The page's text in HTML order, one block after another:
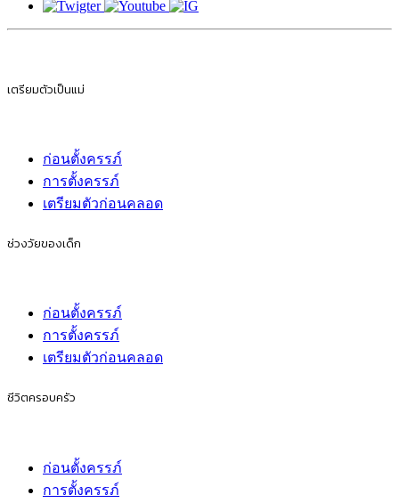
เตรียมตัวเป็นแม่
ก่อนตั้งครรภ์
การตั้งครรภ์
เตรียมตัวก่อนคลอด
ช่วงวัยของเด็ก
ก่อนตั้งครรภ์
การตั้งครรภ์
เตรียมตัวก่อนคลอด
ชีวิตครอบครัว
ก่อนตั้งครรภ์
การตั้งครรภ์